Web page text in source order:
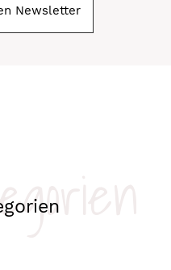
Newsletter